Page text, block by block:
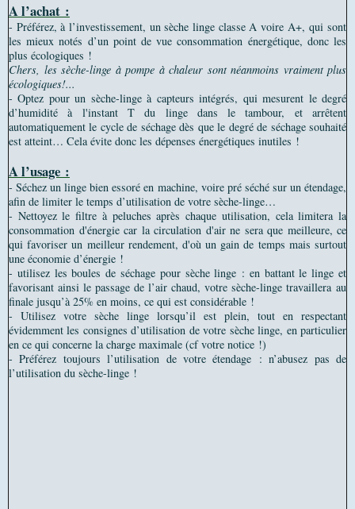
A l’achat :
- Préférez, à l’investissement, un sèche linge classe A voire A+,qui sont
les mieux notés d’un point de vue consommation énergétique, donc les
plus écologiques !
Chers, les sèche-linge à pompe à chaleur sont néanmoins vraiment plus
écologiques!...
- Optez pour un sèche-linge à capteurs intégrés, qui mesurent le degré
d’humidité à l'instant T du linge dans le tambour, et arrêtent
automatiquement le cycle de séchage dès que le degré de séchage souhaité
est atteint… Cela évite donc les dépenses énergétiques inutiles !
A l’usage :
- Séchez un linge bien essoré en machine, voire pré séché sur un étendage,
afin de limiter le temps d’utilisation de votre sèche-linge…
- Nettoyez le filtre à peluches après chaque utilisation, cela limitera la
consommation d'énergie car la circulation d'air ne sera que meilleure, ce
qui favoriser un meilleur rendement, d'où un gain de temps mais surtout
une économie d’énergie !
- utilisez les boules de séchage pour sèche linge : en battant le linge et
favorisant ainsi le passage de l’air chaud, votre sèche-linge travaillera au
finale jusqu’à 25% en moins, ce qui est considérable !
- Utilisez votre sèche linge lorsqu’il est plein, tout en respectant
évidemment les consignes d’utilisation de votre sèche linge, en particulier
en ce qui concerne la charge maximale (cf votre notice !)
- Préférez toujours l’utilisation de votre étendage : n’abusez pas de
l’utilisation du sèche-linge !